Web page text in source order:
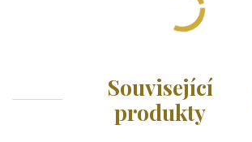
Související
produkty